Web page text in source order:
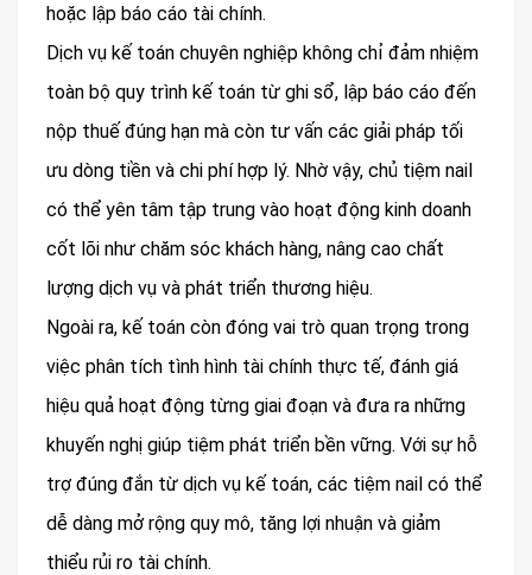
hoặc lập báo cáo tài chính.
Dịch vụ kế toán chuyên nghiệp không chỉ đảm nhiệm
toàn bộ quy trình kế toán từ ghi sổ, lập báo cáo đến
nộp thuế đúng hạn mà còn tư vấn các giải pháp tối
ưu dòng tiền và chi phí hợp lý. Nhờ vậy, chủ tiệm nail
có thể yên tâm tập trung vào hoạt động kinh doanh
cốt lõi như chăm sóc khách hàng, nâng cao chất
lượng dịch vụ và phát triển thương hiệu.
Ngoài ra, kế toán còn đóng vai trò quan trọng trong
việc phân tích tình hình tài chính thực tế, đánh giá
hiệu quả hoạt động từng giai đoạn và đưa ra những
khuyến nghị giúp tiệm phát triển bền vững. Với sự hỗ
trợ đúng đắn từ dịch vụ kế toán, các tiệm nail có thể
dễ dàng mở rộng quy mô, tăng lợi nhuận và giảm
thiểu rủi ro tài chính.